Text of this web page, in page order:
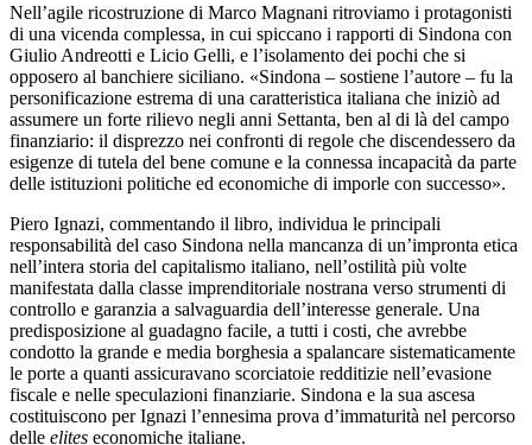
Nell’agile ricostruzione di Marco Magnani ritroviamo i protagonisti
di una vicenda complessa, in cui spiccano i rapporti di Sindona con
Giulio Andreotti e Licio Gelli, e l’isolamento dei pochi che si
opposero al banchiere siciliano. «Sindona – sostiene l’autore – fu la
personificazione estrema di una caratteristica italiana che iniziò ad
assumere un forte rilievo negli anni Settanta, ben al di là del campo
finanziario: il disprezzo nei confronti di regole che discendessero da
esigenze di tutela del bene comune e la connessa incapacità da parte
delle istituzioni politiche ed economiche di imporle con successo».
Piero Ignazi, commentando il libro, individua le principali
responsabilità del caso Sindona nella mancanza di un’impronta etica
nell’intera storia del capitalismo italiano, nell’ostilità più volte
manifestata dalla classe imprenditoriale nostrana verso strumenti di
controllo e garanzia a salvaguardia dell’interesse generale. Una
predisposizione al guadagno facile, a tutti i costi, che avrebbe
condotto la grande e media borghesia a spalancare sistematicamente
le porte a quanti assicuravano scorciatoie redditizie nell’evasione
fiscale e nelle speculazioni finanziarie. Sindona e la sua ascesa
costituiscono per Ignazi l’ennesima prova d’immaturità nel percorso
delle elites economiche italiane.